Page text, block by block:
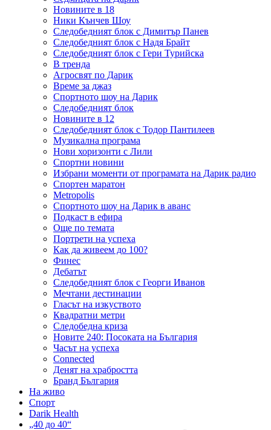
Новините в 18
Ники Кънчев Шоу
Следобедният блок с Димитър Панев
Следобедният блок с Надя Брайт
Следобедният блок с Гери Турийска
В тренда
Агросвят по Дарик
Време за джаз
Спортното шоу на Дарик
Следобедният блок
Новините в 12
Следобедният блок с Тодор Пантилеев
Музикална програма
Нови хоризонти с Лили
Спортни новини
Избрани моменти от програмата на Дарик радио
Спортен маратон
Metropolis
Спортното шоу на Дарик в аванс
Подкаст в ефира
Още по темата
Портрети на успеха
Как да живеем до 100?
Финес
Дебатът
Следобедният блок с Георги Иванов
Мечтани дестинации
Гласът на изкуството
Квадратни метри
Следобедна криза
Новите 240: Посоката на България
Часът на успеха
Connected
Денят на храбростта
Бранд България
На живо
Спорт
Darik Health
„40 до 40“